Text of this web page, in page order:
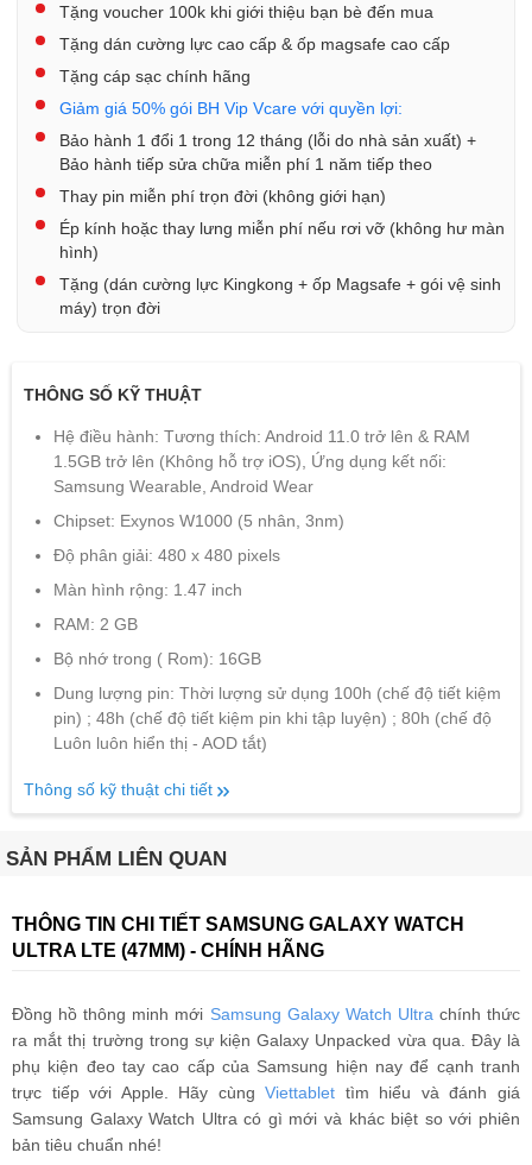
Tặng voucher 100k khi giới thiệu bạn bè đến mua
Tặng dán cường lực cao cấp & ốp magsafe cao cấp
Tặng cáp sạc chính hãng
Giảm giá 50% gói BH Vip Vcare với quyền lợi:
Bảo hành 1 đổi 1 trong 12 tháng (lỗi do nhà sản xuất) +
Bảo hành tiếp sửa chữa miễn phí 1 năm tiếp theo
Thay pin miễn phí trọn đời (không giới hạn)
Ép kính hoặc thay lưng miễn phí nếu rơi vỡ (không hư màn
hình)
Tặng (dán cường lực Kingkong + ốp Magsafe + gói vệ sinh
máy) trọn đời
THÔNG SỐ KỸ THUẬT
Hệ điều hành: Tương thích: Android 11.0 trở lên & RAM
1.5GB trở lên (Không hỗ trợ iOS), Ứng dụng kết nối:
Samsung Wearable, Android Wear
Chipset: Exynos W1000 (5 nhân, 3nm)
Độ phân giải: 480 x 480 pixels
Màn hình rộng: 1.47 inch
RAM: 2 GB
Bộ nhớ trong ( Rom): 16GB
Dung lượng pin: Thời lượng sử dụng 100h (chế độ tiết kiệm
pin) ; 48h (chế độ tiết kiệm pin khi tập luyện) ; 80h (chế độ
Luôn luôn hiển thị - AOD tắt)
Thông số kỹ thuật chi tiết
SẢN PHẨM LIÊN QUAN
THÔNG TIN CHI TIẾT SAMSUNG GALAXY WATCH
ULTRA LTE (47MM) - CHÍNH HÃNG
Đồng hồ thông minh mới Samsung Galaxy Watch Ultra chính thức
ra mắt thị trường trong sự kiện Galaxy Unpacked vừa qua. Đây là
phụ kiện đeo tay cao cấp của Samsung hiện nay để cạnh tranh
trực tiếp với Apple. Hãy cùngViettablet tìm hiểu và đánh giá
Samsung Galaxy Watch Ultra có gì mới và khác biệt so với phiên
bản tiêu chuẩn nhé!